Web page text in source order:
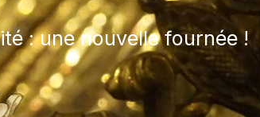
: une nouvelle fournée !